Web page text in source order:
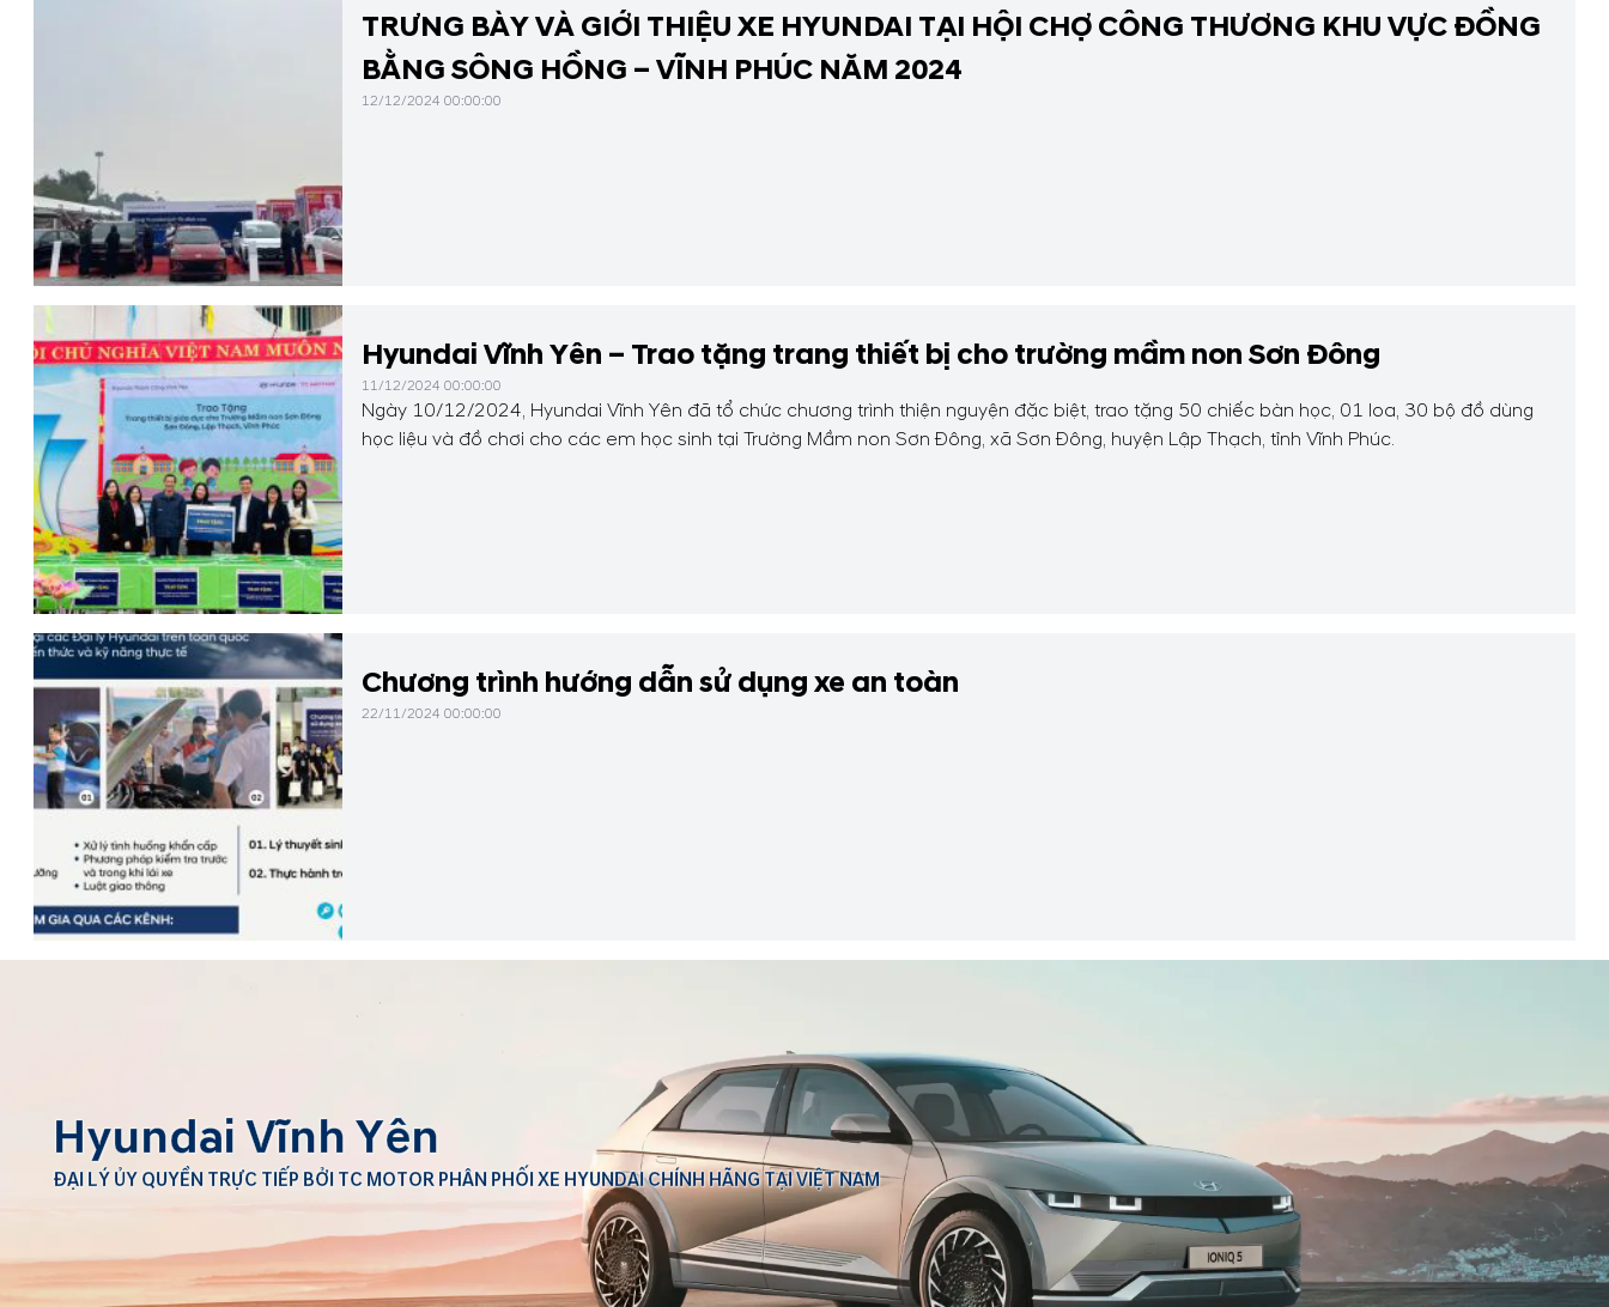
TRƯNG BÀY VÀ GIỚI THIỆU XE HYUNDAI TẠI HỘI CHỢ CÔNG THƯƠNG KHU VỰC ĐỒNG
BẰNG SÔNG HỒNG – VĨNH PHÚC NĂM 2024
12/12/2024 00:00:00
Hyundai Vĩnh Yên – Trao tặng trang thiết bị cho trường mầm non Sơn Đông
11/12/2024 00:00:00
Ngày 10/12/2024, Hyundai Vĩnh Yên đã tổ chức chương trình thiện nguyện đặc biệt, trao tặng 50 chiếc bàn học, 01 loa, 30 bộ đồ dùng
học liệu và đồ chơi cho các em học sinh tại Trường Mầm non Sơn Đông, xã Sơn Đông, huyện Lập Thạch, tỉnh Vĩnh Phúc.
Chương trình hướng dẫn sử dụng xe an toàn
22/11/2024 00:00:00
Hyundai Vĩnh Yên
ĐẠI LÝ ỦY QUYỀN TRỰC TIẾP BỞI TC MOTOR PHÂN PHỐI XE HYUNDAI CHÍNH HÃNG TẠI VIỆT NAM